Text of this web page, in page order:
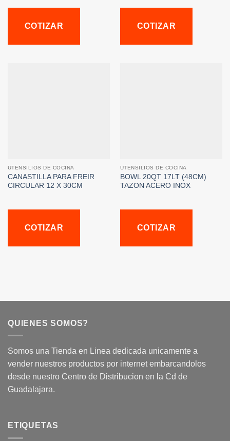
COTIZAR COTIZAR
UTENSILIOS DE COCINA
CANASTILLA PARA FREIR
CIRCULAR 12 X 30CM
COTIZAR
UTENSILIOS DE COCINA
BOWL 20QT 17LT (48CM)
TAZON ACERO INOX
COTIZAR
QUIENES SOMOS?
Somos una Tienda en Linea dedicada unicamente a
vender nuestros productos por internet embarcandolos
desde nuestro Centro de Distribucion en la Cd de
Guadalajara.
ETIQUETAS